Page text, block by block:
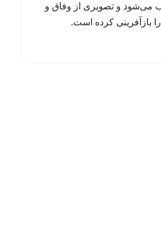
می‌شود و تصویری از وفاق و
بازآفرینی کرده است.